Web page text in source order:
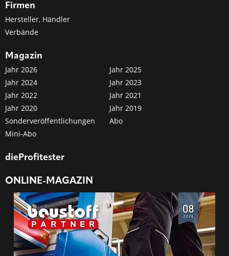
Firmen
Hersteller, Händler
Verbände
Magazin
Jahr 2026
Jahr 2025
Jahr 2024
Jahr 2023
Jahr 2022
Jahr 2021
Jahr 2020
Jahr 2019
Sonderveröffentlichungen
Abo
Mini-Abo
dieProfitester
ONLINE-MAGAZIN